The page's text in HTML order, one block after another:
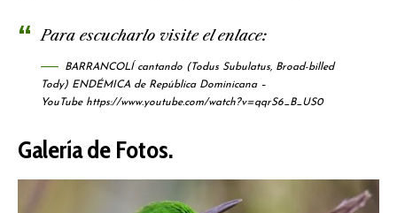
Para escucharlo visite el enlace:
BARRANCOLÍ cantando (Todus Subulatus, Broad-billed
Tody) ENDÉMICA de República Dominicana –
YouTube https://www.youtube.com/watch?v=qqrS6_B_US0
Galería de Fotos.